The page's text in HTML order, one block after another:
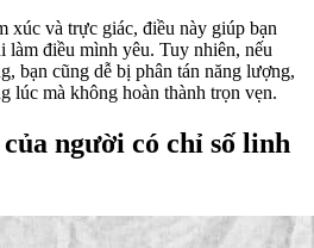
xúc và trực giác, điều này giúp bạn
làm điều mình yêu. Tuy nhiên, nếu
bạn cũng dễ bị phân tán năng lượng,
lúc mà không hoàn thành trọn vẹn.
người có chỉ số linh